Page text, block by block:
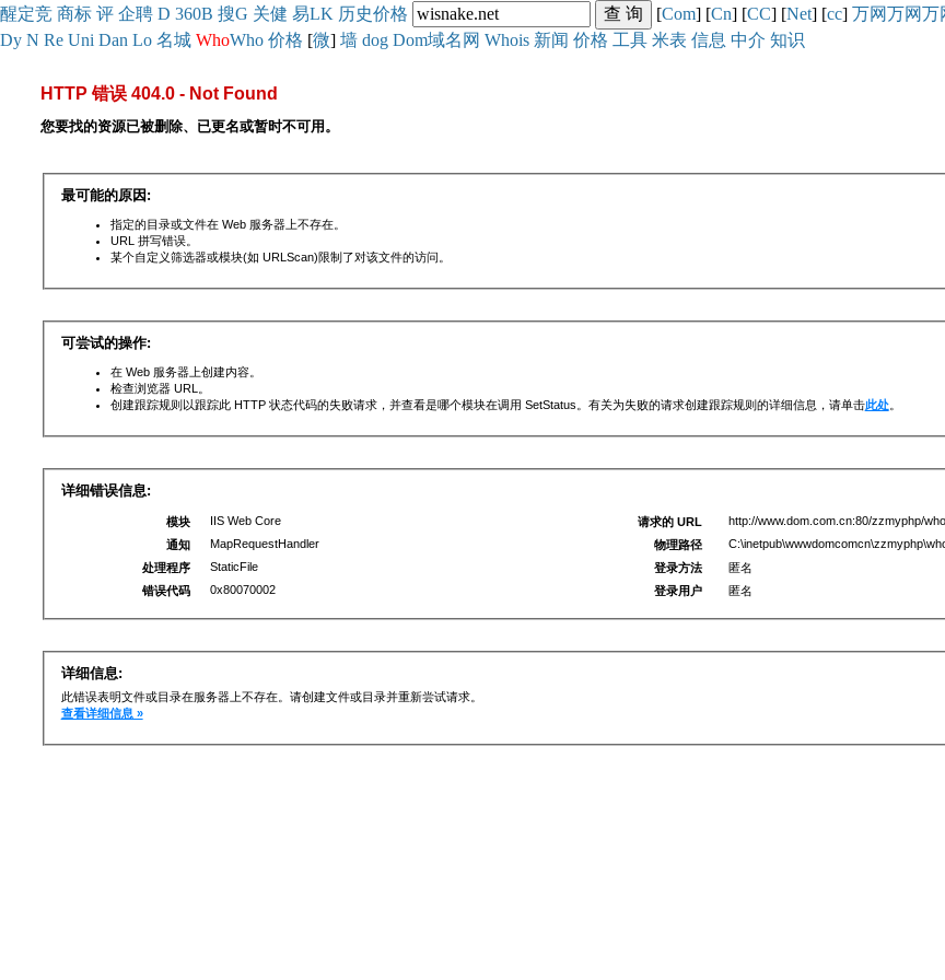
醒定竞 商标 评 企聘 D 360B 搜G 关健 易LK 历史价格 [Com] [Cn] [CC] [Net] [cc] 万网万网万
Dy N Re Uni Dan Lo 名城 WhoWho 价格 [微] 墙 dog Dom域名网 Whois 新闻 价格 工具 米表 信息 中介 知识